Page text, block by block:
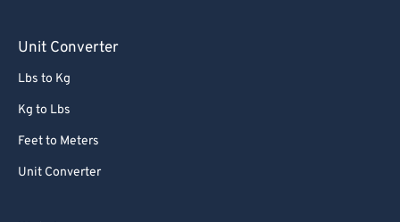
Unit Converter
Lbs to Kg
Kg to Lbs
Feet to Meters
Unit Converter